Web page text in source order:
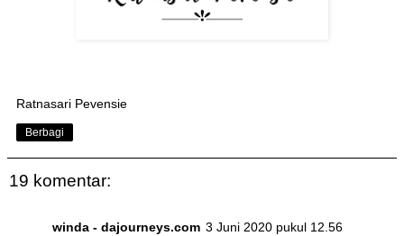
Ratnasari Pevensie
Berbagi
19 komentar:
winda - dajourneys.com 3 Juni 2020 pukul 12.56